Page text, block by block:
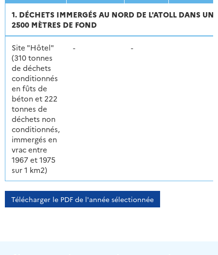
1. DÉCHETS IMMERGÉS AU NORD DE L'ATOLL DANS
2500 MÈTRES DE FOND
Site "Hôtel"
(310 tonnes
de déchets
conditionnés
en fûts de
béton et 222
tonnes de
déchets non
conditionnés,
immergés en
vrac entre
1967 et 1975
sur 1 km2)
- -
Télécharger le PDF de l'année sélectionnée